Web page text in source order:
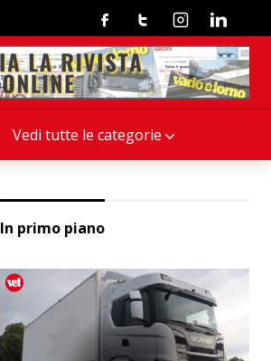
Vedi tutte le categorie
FacebookTwitterInstagramLinkedin
In primo piano